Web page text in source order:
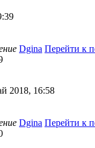
Dgina Перейти к
2018, 16:58
Dgina Перейти к